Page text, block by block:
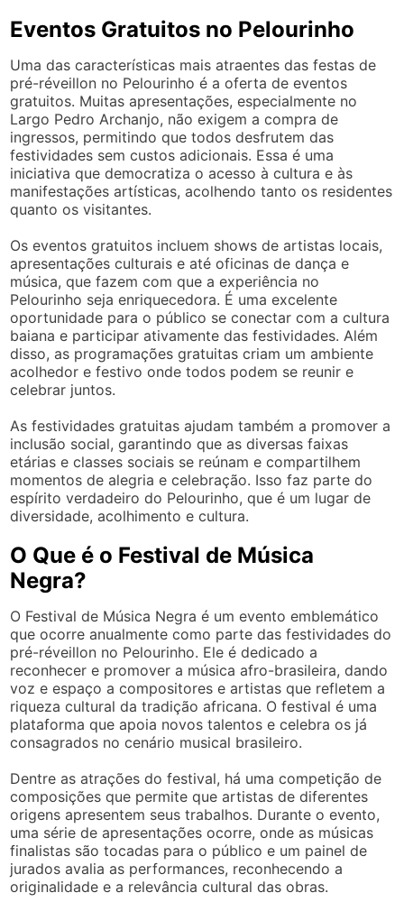
Eventos Gratuitos no Pelourinho
Uma das características mais atraentes das festas de
pré-réveillon no Pelourinho é a oferta de eventos
gratuitos. Muitas apresentações, especialmente no
Largo Pedro Archanjo, não exigem a compra de
ingressos, permitindo que todos desfrutem das
festividades sem custos adicionais. Essa é uma
iniciativa que democratiza o acesso à cultura e às
manifestações artísticas, acolhendo tanto os residentes
quanto os visitantes.
Os eventos gratuitos incluem shows de artistas locais,
apresentações culturais e até oficinas de dança e
música, que fazem com que a experiência no
Pelourinho seja enriquecedora. É uma excelente
oportunidade para o público se conectar com a cultura
baiana e participar ativamente das festividades. Além
disso, as programações gratuitas criam um ambiente
acolhedor e festivo onde todos podem se reunir e
celebrar juntos.
As festividades gratuitas ajudam também a promover a
inclusão social, garantindo que as diversas faixas
etárias e classes sociais se reúnam e compartilhem
momentos de alegria e celebração. Isso faz parte do
espírito verdadeiro do Pelourinho, que é um lugar de
diversidade, acolhimento e cultura.
O Que é o Festival de Música
Negra?
O Festival de Música Negra é um evento emblemático
que ocorre anualmente como parte das festividades do
pré-réveillon no Pelourinho. Ele é dedicado a
reconhecer e promover a música afro-brasileira, dando
voz e espaço a compositores e artistas que refletem a
riqueza cultural da tradição africana. O festival é uma
plataforma que apoia novos talentos e celebra os já
consagrados no cenário musical brasileiro.
Dentre as atrações do festival, há uma competição de
composições que permite que artistas de diferentes
origens apresentem seus trabalhos. Durante o evento,
uma série de apresentações ocorre, onde as músicas
finalistas são tocadas para o público e um painel de
jurados avalia as performances, reconhecendo a
originalidade e a relevância cultural das obras.